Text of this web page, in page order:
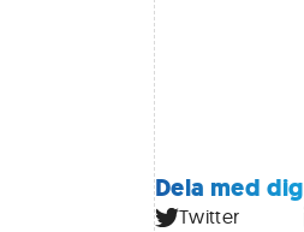
Dela med dig
Twitter